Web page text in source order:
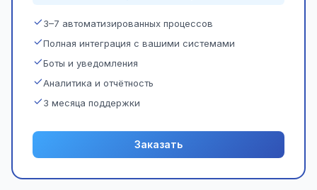
3–7 автоматизированных процессов
Полная интеграция с вашими системами
Боты и уведомления
Аналитика и отчётность
3 месяца поддержки
Заказать